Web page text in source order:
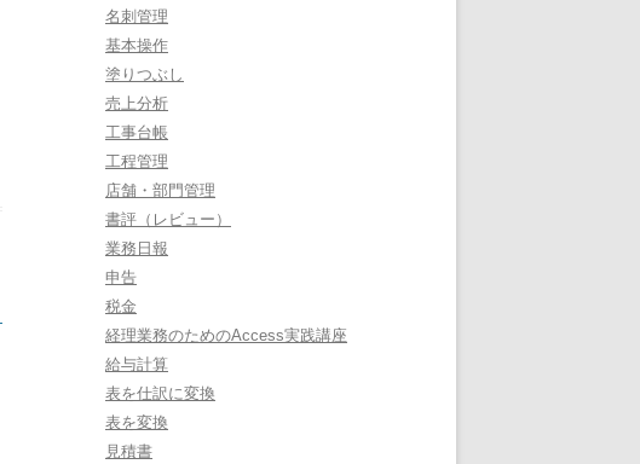
名刺管理
基本操作
塗りつぶし
売上分析
工事台帳
工程管理
店舗・部門管理
書評（レビュー）
業務日報
申告
税金
経理業務のためのAccess実践講座
給与計算
表を仕訳に変換
表を変換
見積書